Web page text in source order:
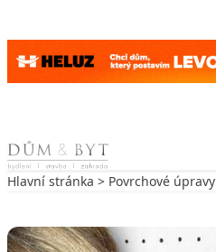
Skip to content
Hlavní stránka > Povrchové úpravy